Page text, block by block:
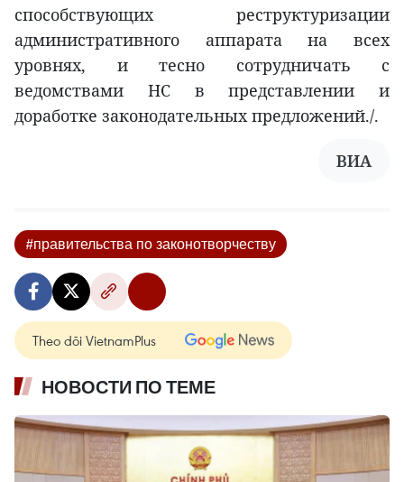
способствующих реструктуризации
административного аппарата на всех
уровнях, и тесно сотрудничать с
ведомствами НС в представлении и
доработке законодательных предложений./.
ВИА
#правительства по законотворчеству
Theo dõi VietnamPlus
НОВОСТИ ПО ТЕМЕ